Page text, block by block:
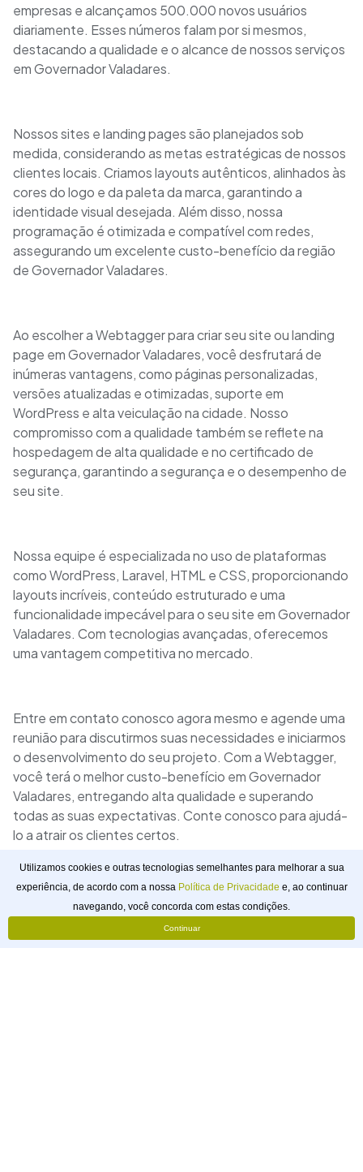
Solicitar
Orçamento
empresas e alcançamos 500.000 novos usuários
diariamente. Esses números falam por si mesmos,
destacando a qualidade e o alcance de nossos serviços
em Governador Valadares.
Nossos sites e landing pages são planejados sob
medida, considerando as metas estratégicas de nossos
clientes locais. Criamos layouts autênticos, alinhados às
cores do logo e da paleta da marca, garantindo a
identidade visual desejada. Além disso, nossa
programação é otimizada e compatível com redes,
assegurando um excelente custo-benefício da região
de Governador Valadares.
Ao escolher a Webtagger para criar seu site ou landing
page em Governador Valadares, você desfrutará de
inúmeras vantagens, como páginas personalizadas,
versões atualizadas e otimizadas, suporte em
WordPress e alta veiculação na cidade. Nosso
compromisso com a qualidade também se reflete na
hospedagem de alta qualidade e no certificado de
segurança, garantindo a segurança e o desempenho de
seu site.
Nossa equipe é especializada no uso de plataformas
como WordPress, Laravel, HTML e CSS, proporcionando
layouts incríveis, conteúdo estruturado e uma
funcionalidade impecável para o seu site em Governador
Valadares. Com tecnologias avançadas, oferecemos
uma vantagem competitiva no mercado.
Entre em contato conosco agora mesmo e agende uma
reunião para discutirmos suas necessidades e iniciarmos
o desenvolvimento do seu projeto. Com a Webtagger,
você terá o melhor custo-benefício em Governador
Valadares, entregando alta qualidade e superando
todas as suas expectativas. Conte conosco para ajudá-
lo a atrair os clientes certos.
Utilizamos cookies e outras tecnologias semelhantes para melhorar a sua
experiência, de acordo com a nossa Política de Privacidade e, ao continuar
navegando, você concorda com estas condições.
Continuar